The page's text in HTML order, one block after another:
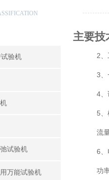
验机
试验机
万能试验机
主要技
2
3、
4、
5
流
6、
功